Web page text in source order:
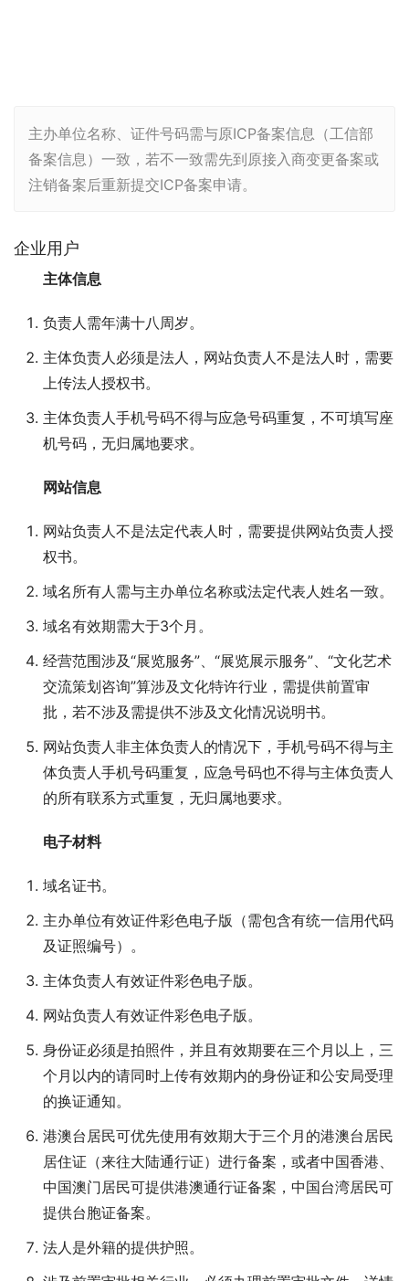
主办单位名称、证件号码需与原ICP备案信息（工信部
备案信息）一致，若不一致需先到原接入商变更备案或
注销备案后重新提交ICP备案申请。
企业用户
主体信息
负责人需年满十八周岁。
主体负责人必须是法人，网站负责人不是法人时，需要
上传法人授权书。
主体负责人手机号码不得与应急号码重复，不可填写座
机号码，无归属地要求。
网站信息
网站负责人不是法定代表人时，需要提供网站负责人授
权书。
域名所有人需与主办单位名称或法定代表人姓名一致。
域名有效期需大于3个月。
经营范围涉及“展览服务”、“展览展示服务”、“文化艺术
交流策划咨询”算涉及文化特许行业，需提供前置审
批，若不涉及需提供不涉及文化情况说明书。
网站负责人非主体负责人的情况下，手机号码不得与主
体负责人手机号码重复，应急号码也不得与主体负责人
的所有联系方式重复，无归属地要求。
电子材料
域名证书。
主办单位有效证件彩色电子版（需包含有统一信用代码
及证照编号）。
主体负责人有效证件彩色电子版。
网站负责人有效证件彩色电子版。
身份证必须是拍照件，并且有效期要在三个月以上，三
个月以内的请同时上传有效期内的身份证和公安局受理
的换证通知。
港澳台居民可优先使用有效期大于三个月的港澳台居民
居住证（来往大陆通行证）进行备案，或者中国香港、
中国澳门居民可提供港澳通行证备案，中国台湾居民可
提供台胞证备案。
法人是外籍的提供护照。